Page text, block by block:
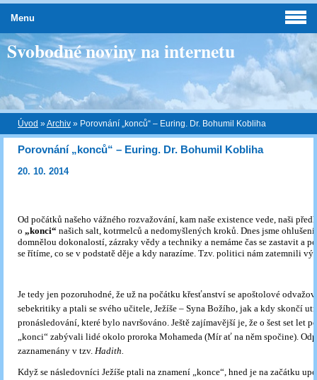
Svobodné noviny na internetu
Úvod »Archiv » Porovnání „konců“ – Euring. Dr. Bohumil Kobliha
Porovnání „konců“ – Euring. Dr. Bohumil Kobliha
20. 10. 2014
Od počátků našeho vážného rozvažování, kam naše existence vede, naši
o „konci“ našich salt, kotrmelců a nedomyšlených kroků. Dnes jsme
domnělou dokonalostí, zázraky vědy a techniky a nemáme čas se zastavit a
se řítíme, co se v podstatě děje a kdy narazíme. Tzv. politici nám zatemnili
Je tedy jen pozoruhodné, že už na počátku křesťanství se apoštolové
sebekritiky a ptali se svého učitele, Ježíše – Syna Božího, jak a kdy skončí
pronásledování, které bylo navršováno. Ještě zajímavější je, že o šest set let
„konci“ zabývali lidé okolo proroka Mohameda (Mír ať na něm spočine).
zaznamenány v tzv. Hadith.
Když se následovníci Ježíše ptali na znamení „konce“, hned je na začátku
Menu